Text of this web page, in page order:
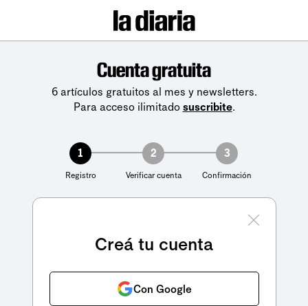
Cuenta gratuita
6 artículos gratuitos al mes y newsletters.
Para acceso ilimitado suscribite.
1
Registro
2
Verificar cuenta
3
Confirmación
Creá tu cuenta
Con Google